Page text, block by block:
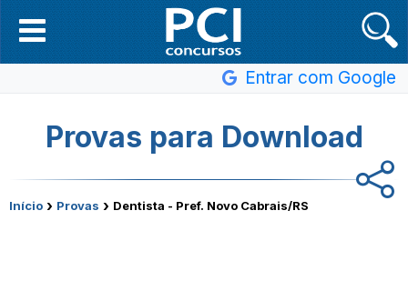
Entrar com Google
Provas para Download
Início › Provas › Dentista - Pref. Novo Cabrais/RS